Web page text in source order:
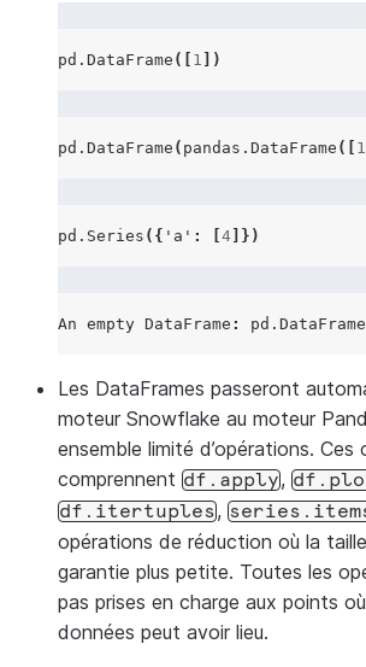
pd . DataFrame ([ 1 ])
pd . DataFrame ( pandas . DataFrame ([ 1
pd . Series ({ 'a' : 4 ]})
An empty DataFrame : pd . DataFrame
Les DataFrames passeront
moteur Snowflake au moteur
ensemble limité d’opérations. Ces
comprennent df.apply,
df.itertuples,
opérations de réduction où la
garantie plus petite. Toutes les
pas prises en charge aux points
données peut avoir lieu.